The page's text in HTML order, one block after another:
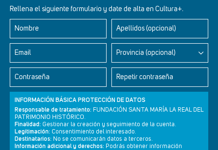
Rellena el siguiente formulario y date de alta en Cultura+.
Nombre Apellidos (opcional)
Email Provincia (opcional)
Contraseña Repetir contraseña
INFORMACIÓN BÁSICA PROTECCIÓN DE DATOS
Responsable de tratamiento: FUNDACIÓN SANTA MARÍA LA REAL DEL
PATRIMONIO HISTÓRICO.
Finalidad: Gestionar la creación y seguimiento de la cuenta.
Legitimación: Consentimiento del interesado.
Destinatarios: No se comunicarán datos a terceros.
Información adicional y derechos: Podrás obtener información
Retablos Renacentistas Este de León
Newsletter Aviso legal Política de privacidad Política de cookies